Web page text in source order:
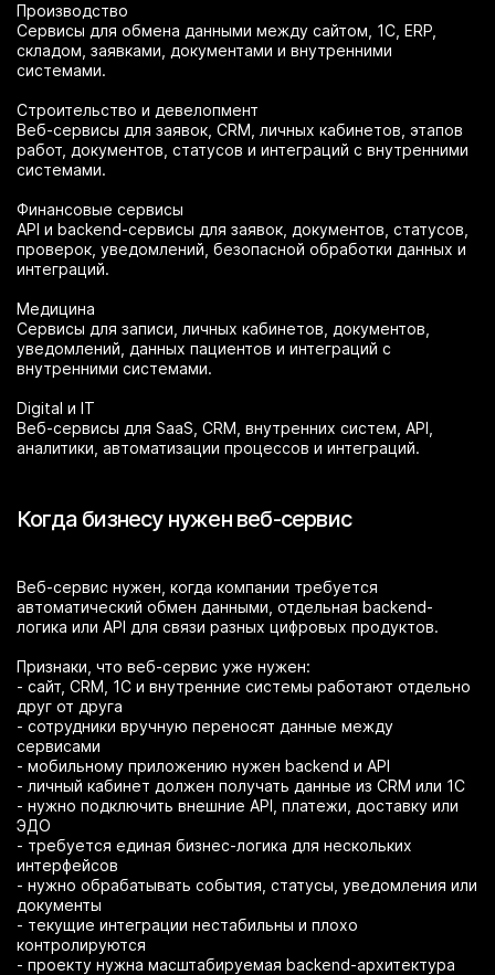
Производство
Сервисы для обмена данными между сайтом, 1С, ERP,
складом, заявками, документами и внутренними
системами.
Строительство и девелопмент
Веб-сервисы для заявок, CRM, личных кабинетов, этапов
работ, документов, статусов и интеграций с внутренними
системами.
Финансовые сервисы
API и backend-сервисы для заявок, документов, статусов,
проверок, уведомлений, безопасной обработки данных и
интеграций.
Медицина
Сервисы для записи, личных кабинетов, документов,
уведомлений, данных пациентов и интеграций с
внутренними системами.
Digital и IT
Веб-сервисы для SaaS, CRM, внутренних систем, API,
аналитики, автоматизации процессов и интеграций.
Когда бизнесу нужен веб-сервис
Веб-сервис нужен, когда компании требуется
автоматический обмен данными, отдельная backend-
логика или API для связи разных цифровых продуктов.
Признаки, что веб-сервис уже нужен:
- сайт, CRM, 1С и внутренние системы работают отдельно
друг от друга
- сотрудники вручную переносят данные между
сервисами
- мобильному приложению нужен backend и API
- личный кабинет должен получать данные из CRM или 1С
- нужно подключить внешние API, платежи, доставку или
ЭДО
- требуется единая бизнес-логика для нескольких
интерфейсов
- нужно обрабатывать события, статусы, уведомления или
документы
- текущие интеграции нестабильны и плохо
контролируются
- проекту нужна масштабируемая backend-архитектура